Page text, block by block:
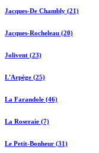
Jacques-De Chambly (21)
Jacques-Rocheleau (20)
Jolivent (23)
L'Arpège (25)
La Farandole (46)
La Roseraie (7)
Le Petit-Bonheur (31)